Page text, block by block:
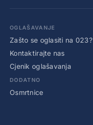
OGLAŠAVANJE
Zašto se oglasiti na 023?
Kontaktirajte nas
Cjenik oglašavanja
DODATNO
Osmrtnice